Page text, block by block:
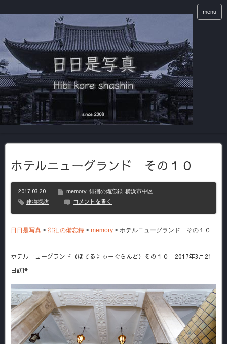
menu
ホテルニューグランド その１０
2017.03.20 memory 徘徊の備忘録 横浜市中区
建物探訪
コメントを書く
日日是写真 > 徘徊の備忘録 > memory > ホテルニューグランド その１０
ホテルニューグランド（ほてるにゅーぐらんど）その１０ 2017年3月21
日訪問